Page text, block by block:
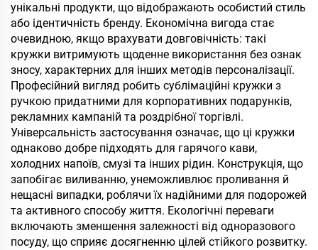
унікальні продукти, що відображають особистий стиль
або ідентичність бренду. Економічна вигода стає
очевидною, якщо врахувати довговічність: такі
кружки витримують щоденне використання без ознак
зносу, характерних для інших методів персоналізації.
Професійний вигляд робить сублімаційні кружки з
ручкою придатними для корпоративних подарунків,
рекламних кампаній та роздрібної торгівлі.
Універсальність застосування означає, що ці кружки
однаково добре підходять для гарячого кави,
холодних напоїв, смузі та інших рідин. Конструкція, що
запобігає виливанню, унеможливлює проливання й
нещасні випадки, роблячи їх надійними для подорожей
та активного способу життя. Екологічні переваги
включають зменшення залежності від одноразового
посуду, що сприяє досягненню цілей стійкого розвитку.